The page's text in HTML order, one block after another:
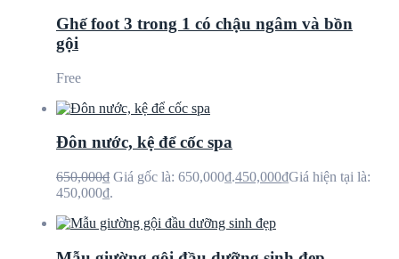
Ghế foot 3 trong 1 có chậu ngâm và bồn
gội
Free
Đôn nước, kệ để cốc spa
650,000₫ Giá gốc là: 650,000₫.450,000₫Giá hiện tại là:
450,000₫.